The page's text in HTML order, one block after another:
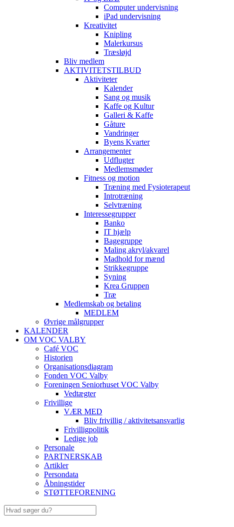
Computer undervisning
iPad undervisning
Kreativitet
Knipling
Malerkursus
Træsløjd
Bliv medlem
AKTIVITETSTILBUD
Aktiviteter
Kalender
Sang og musik
Kaffe og Kultur
Galleri & Kaffe
Gåture
Vandringer
Byens Kvarter
Arrangementer
Udflugter
Medlemsmøder
Fitness og motion
Træning med Fysioterapeut
Introtræning
Selvtræning
Interessegrupper
Banko
IT hjælp
Bagegruppe
Maling akryl/akvarel
Madhold for mænd
Strikkegruppe
Syning
Krea Gruppen
Træ
Medlemskab og betaling
MEDLEM
Øvrige målgrupper
KALENDER
OM VOC VALBY
Café VOC
Historien
Organisationsdiagram
Fonden VOC Valby
Foreningen Seniorhuset VOC Valby
Vedtægter
Frivillige
VÆR MED
Bliv frivillig / aktivitetsansvarlig
Frivilligpolitik
Ledige job
Personale
PARTNERSKAB
Artikler
Persondata
Åbningstider
STØTTEFORENING